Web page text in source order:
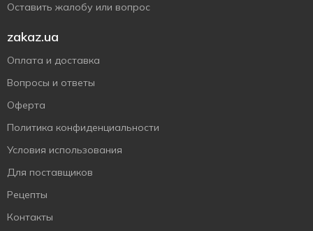
Оставить жалобу или вопрос
zakaz.ua
Оплата и доставка
Вопросы и ответы
Оферта
Политика конфиденциальности
Условия использования
Для поставщиков
Рецепты
Контакты